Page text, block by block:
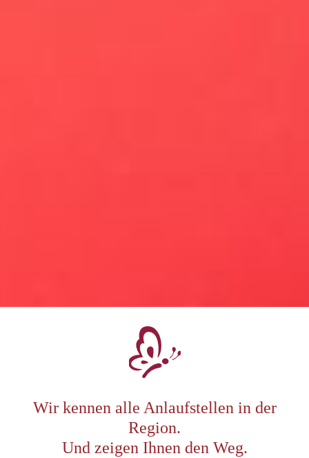
Wir kennen alle Anlaufstellen in der
Region.
Und zeigen Ihnen den Weg.